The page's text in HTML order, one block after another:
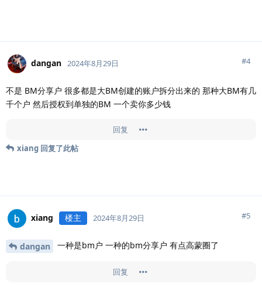
dangan 2024年8月29日 #4
不是 BM分享户 很多都是大BM创建的账户拆分出来的 那种大BM有几
千个户 然后授权到单独的BM 一个卖你多少钱
回复
xiang 回复了此帖
xiang 楼主 2024年8月29日 #5
dangan 一种是bm户 一种的bm分享户 有点高蒙圈了
回复